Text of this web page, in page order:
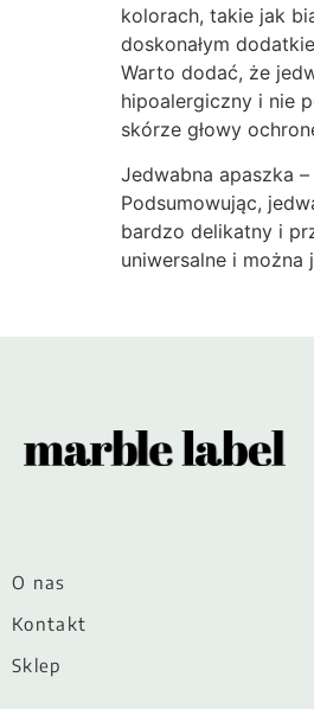
kolorach, takie jak
doskonałym
Warto dodać, że
hipoalergiczny i nie
skórze głowy
Jedwabna apaszka
Podsumowując,
bardzo delikatny i
uniwersalne i można
O nas
Kontakt
Sklep